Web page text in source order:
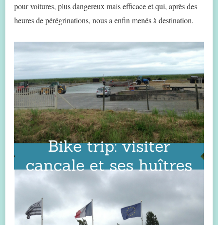
pour voitures, plus dangereux mais efficace et qui, après des
heures de pérégrinations, nous a enfin menés à destination.